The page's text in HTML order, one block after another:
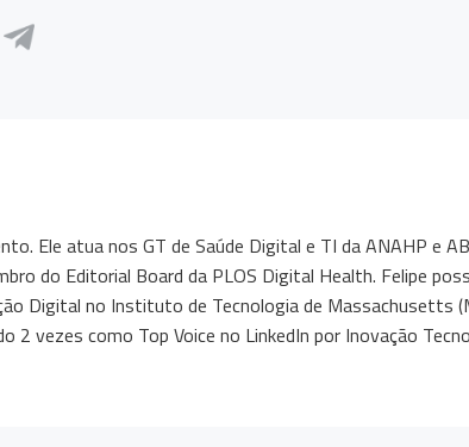
Ele atua nos GT de Saúde Digital e TI da ANAHP e
do Editorial Board da PLOS Digital Health. Felipe
Digital no Instituto de Tecnologia de Massachusetts
2 vezes como Top Voice no LinkedIn por Inovação